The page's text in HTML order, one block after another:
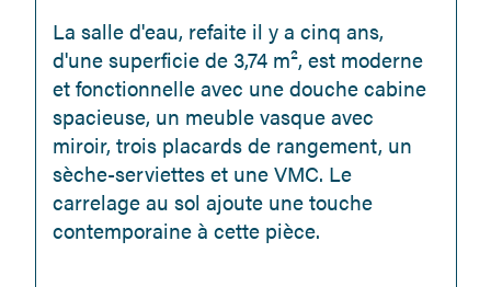
La salle d'eau, refaite il y a cinq ans,
d'une superficie de 3,74 m², est moderne
et fonctionnelle avec une douche cabine
spacieuse, un meuble vasque avec
miroir, trois placards de rangement, un
sèche-serviettes et une VMC. Le
carrelage au sol ajoute une touche
contemporaine à cette pièce.